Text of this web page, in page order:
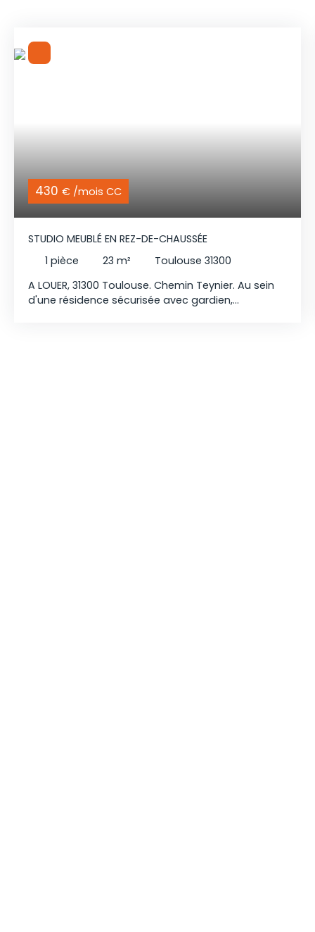
430 € /mois CC
STUDIO MEUBLÉ EN REZ-DE-CHAUSSÉE
1 pièce 23 m²
Toulouse 31300
A LOUER, 31300 Toulouse. Chemin Teynier. Au sein
d'une résidence sécurisée avec gardien,